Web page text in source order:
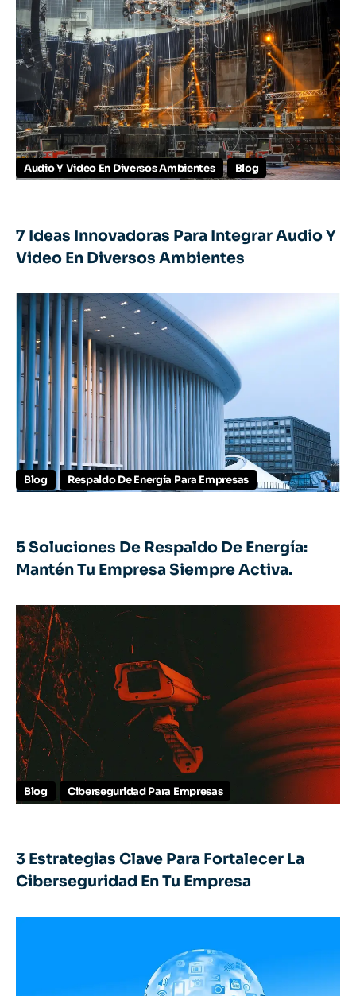
Audio Y Video En Diversos Ambientes Blog
7 Ideas Innovadoras Para Integrar Audio Y
Video En Diversos Ambientes
Blog Respaldo De Energía Para Empresas
5 Soluciones De Respaldo De Energía:
Mantén Tu Empresa Siempre Activa.
Blog Ciberseguridad Para Empresas
3 Estrategias Clave Para Fortalecer La
Ciberseguridad En Tu Empresa